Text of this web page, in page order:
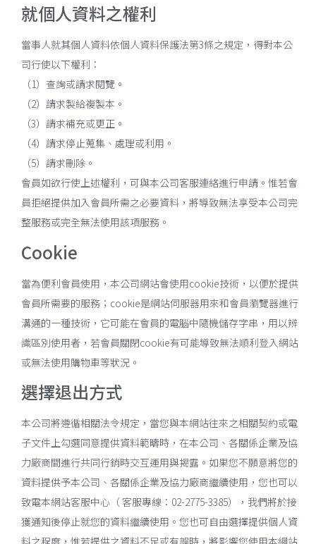
就個人資料之權利
當事人就其個人資料依個人資料保護法第3條之規定，得對本公
司行使以下權利：
（1）查詢或請求閱覽。
（2）請求製給複製本。
（3）請求補充或更正。
（4）請求停止蒐集、處理或利用。
（5）請求刪除。
會員如欲行使上述權利，可與本公司客服連絡進行申請。惟若會
員拒絕提供加入會員所需之必要資料，將導致無法享受本公司完
整服務或完全無法使用該項服務。
Cookie
當為便利會員使用，本公司網站會使用cookie技術，以便於提供
會員所需要的服務；cookie是網站伺服器用來和會員瀏覽器進行
溝通的一種技術，它可能在會員的電腦中隨機儲存字串，用以辨
識區別使用者，若會員關閉cookie有可能導致無法順利登入網站
或無法使用購物車等狀況。
選擇退出方式
本公司將遵循相關法令規定，當您與本網站往來之相關契約或電
子文件上勾選同意提供資料範疇時，在本公司、各關係企業及協
力廠商間進行共同行銷時交互運用與揭露。如果您不願意將您的
資料提供予本公司、各關係企業及協力廠商繼續使用，您也可以
致電本網站客服中心（ 客服專線：02-2775-3385），我們將於接
獲通知後停止就您的資料繼續使用。您也可自由選擇提供個人資
料之程度，惟若提供之資料不足或有誤時，將影響您使用本網站